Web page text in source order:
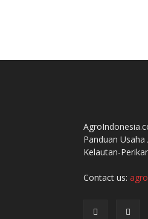
Panduan
Kelautan-
Contact us: